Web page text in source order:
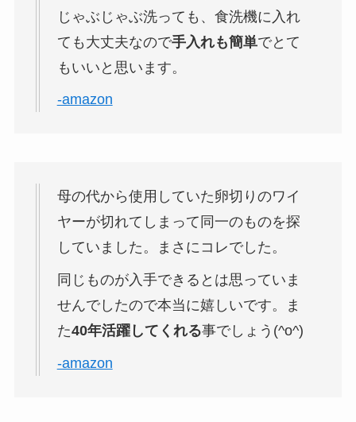
じゃぶじゃぶ洗っても、食洗機に入れ
ても大丈夫なので手入れも簡単でとて
もいいと思います。
-amazon
母の代から使用していた卵切りのワイ
ヤーが切れてしまって同一のものを探
していました。まさにコレでした。
同じものが入手できるとは思っていま
せんでしたので本当に嬉しいです。ま
た40年活躍してくれる事でしょう(^o^)
-amazon